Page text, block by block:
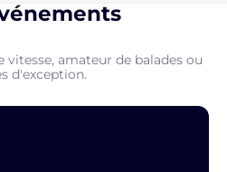
vitesse, amateur de balades ou
d'exception.